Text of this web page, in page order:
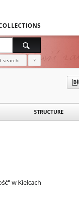
search ?
STRUCTURE
w Kielcach